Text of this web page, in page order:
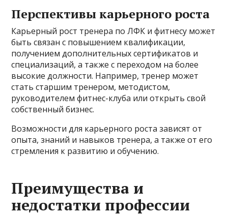
Перспективы карьерного роста
Карьерный рост тренера по ЛФК и фитнесу может
быть связан с повышением квалификации,
получением дополнительных сертификатов и
специализаций, а также с переходом на более
высокие должности. Например, тренер может
стать старшим тренером, методистом,
руководителем фитнес-клуба или открыть свой
собственный бизнес.
Возможности для карьерного роста зависят от
опыта, знаний и навыков тренера, а также от его
стремления к развитию и обучению.
Преимущества и
недостатки профессии